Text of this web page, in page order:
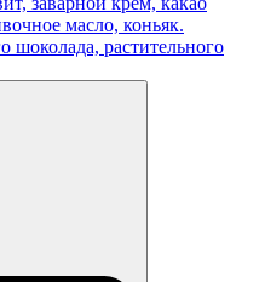
масло, коньяк.
шоколада, растительного